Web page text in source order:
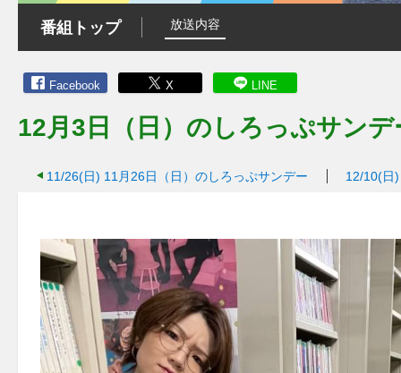
番組トップ 放送内容
Facebook X LINE
12月3日（日）のしろっぷサンデ
11/26(日) 11月26日（日）のしろっぷサンデー 12/10(日)